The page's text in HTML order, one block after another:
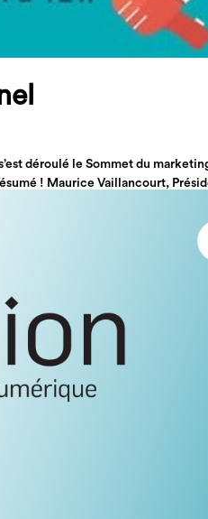
déroulé le Sommet du
! Maurice Vaillancourt,